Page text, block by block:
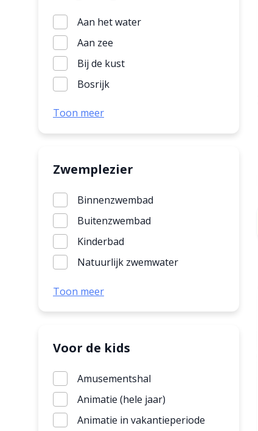
Aan het water
Aan zee
Bij de kust
Bosrijk
Toon meer
Zwemplezier
Binnenzwembad
Buitenzwembad
Kinderbad
Natuurlijk zwemwater
Whirlpool
Toon meer
Voor de kids
Amusementshal
Animatie (hele jaar)
Animatie in vakantieperiode